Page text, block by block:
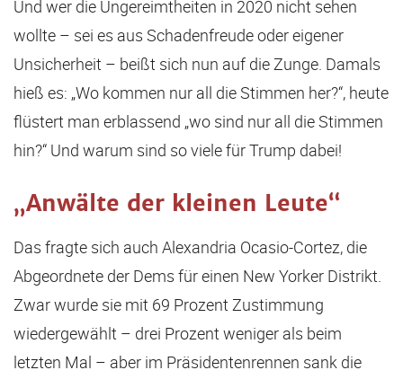
Und wer die Ungereimtheiten in 2020 nicht sehen
wollte – sei es aus Schadenfreude oder eigener
Unsicherheit – beißt sich nun auf die Zunge. Damals
hieß es: „Wo kommen nur all die Stimmen her?“, heute
flüstert man erblassend „wo sind nur all die Stimmen
hin?“ Und warum sind so viele für Trump dabei!
„Anwälte der kleinen Leute“
Das fragte sich auch Alexandria Ocasio-Cortez, die
Abgeordnete der Dems für einen New Yorker Distrikt.
Zwar wurde sie mit 69 Prozent Zustimmung
wiedergewählt – drei Prozent weniger als beim
letzten Mal – aber im Präsidentenrennen sank die